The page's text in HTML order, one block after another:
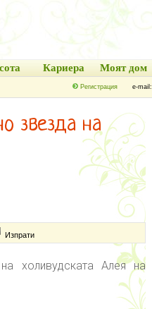
Кариера Моят дом
Регистрация e-mail:
звезда на
Изпрати
холивудската Алея на